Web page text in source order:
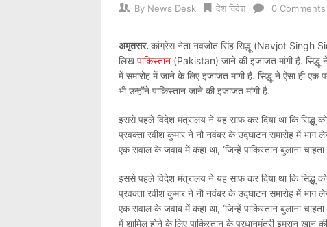
By News Desk देश विदेश 0 Comments
अमृतसर. कांग्रेस नेता नवजोत सिंह सिद्धू (Navjot Singh
लिख पाकिस्तान (Pakistan) जाने की इजाजत मांगी है. सिद्धू
में समारोह में जाने के लिए इजाजत मांगी हैं. सिद्धू ने ऐसा ही एक
भी उन्होंने पाकिस्तान जाने की इजाजत मांगी है.
इससे पहले विदेश मंत्रालय ने यह साफ कर दिया था कि सिद्धू
प्रवक्ता रवीश कुमार ने नौ नवंबर के उद्घाटन समारोह में भाग
एक सवाल के जवाब में कहा था, ‘जिन्हें पाकिस्तान बुलाना चाहता
इससे पहले विदेश मंत्रालय ने यह साफ कर दिया था कि सिद्धू
प्रवक्ता रवीश कुमार ने नौ नवंबर के उद्घाटन समारोह में भाग
एक सवाल के जवाब में कहा था, ‘जिन्हें पाकिस्तान बुलाना
में शामिल होने के लिए पाकिस्तान के प्रधानमंत्री इमरान खान